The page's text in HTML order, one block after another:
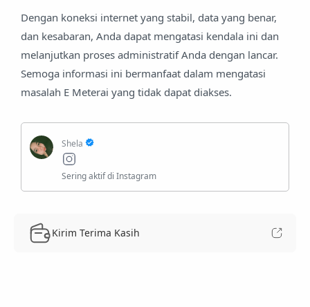
Dengan koneksi internet yang stabil, data yang benar,
dan kesabaran, Anda dapat mengatasi kendala ini dan
melanjutkan proses administratif Anda dengan lancar.
Semoga informasi ini bermanfaat dalam mengatasi
masalah E Meterai yang tidak dapat diakses.
Kirim Terima Kasih